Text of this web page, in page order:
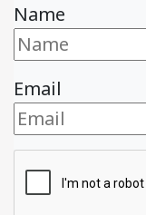
Name
Email